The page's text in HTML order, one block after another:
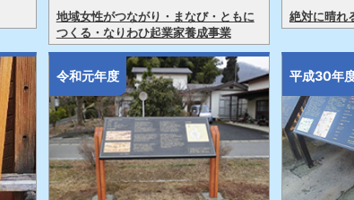
地域女性がつながり・まなび・ともに
つくる・なりわひ起業家養成事業
絶対に晴
令和元年度 平成30年